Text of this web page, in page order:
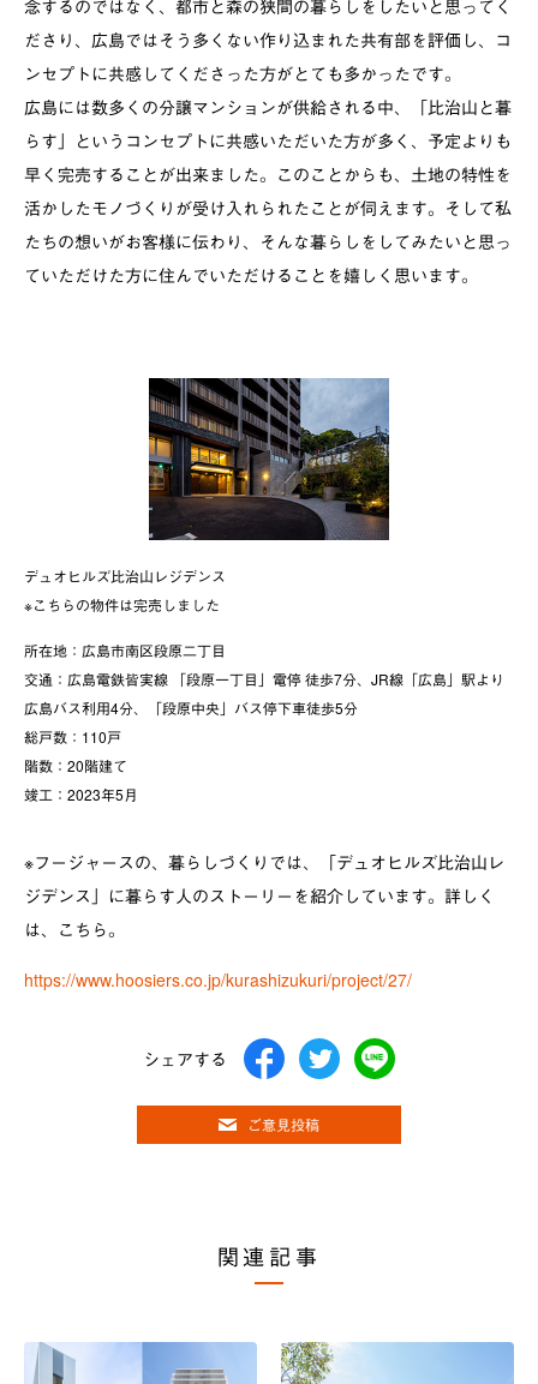
念するのではなく、都市と森の狭間の暮らしをしたいと思ってく
ださり、広島ではそう多くない作り込まれた共有部を評価し、コ
ンセプトに共感してくださった方がとても多かったです。
広島には数多くの分譲マンションが供給される中、「比治山と暮
らす」というコンセプトに共感いただいた方が多く、予定よりも
早く完売することが出来ました。このことからも、土地の特性を
活かしたモノづくりが受け入れられたことが伺えます。そして私
たちの想いがお客様に伝わり、そんな暮らしをしてみたいと思っ
ていただけた方に住んでいただけることを嬉しく思います。
デュオヒルズ比治山レジデンス
※こちらの物件は完売しました
所在地：広島市南区段原二丁目
交通：​​広島電鉄皆実線 「段原一丁目」電停 徒歩7分、JR線「広島」駅より
広島バス利用4分、「段原中央」バス停下車徒歩5分
総戸数：110戸
階数：20階建て
竣工：2023年5月
※フージャースの、暮らしづくりでは、「デュオヒルズ比治山レ
ジデンス」に暮らす人のストーリーを紹介しています。詳しく
は、こちら。
https://www.hoosiers.co.jp/kurashizukuri/project/27/
シェアする
ご意見投稿
関連記事